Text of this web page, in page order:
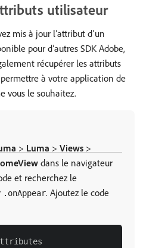
utilisateur
mis à jour l’attribut d’un
pour d’autres SDK Adobe,
récupérer les attributs
à votre application de
vous le souhaitez.
> Luma > Views >
dans le navigateur
et recherchez le
.onAppear. Ajoutez le code